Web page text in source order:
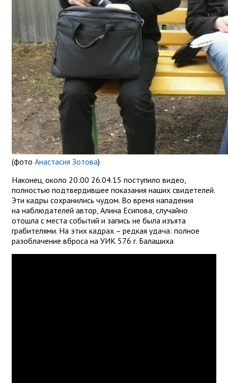
(фото Анастасия Зотова)
Наконец, около 20:00 26.04.15 поступило видео,
полностью подтвердившее показания наших свидетелей.
Эти кадры сохранились чудом. Во время нападения
на наблюдателей автор, Алина Есипова, случайно
отошла с места событий и запись не была изъята
грабителями. На этих кадрах – редкая удача: полное
разоблачение вброса на УИК 576 г. Балашиха